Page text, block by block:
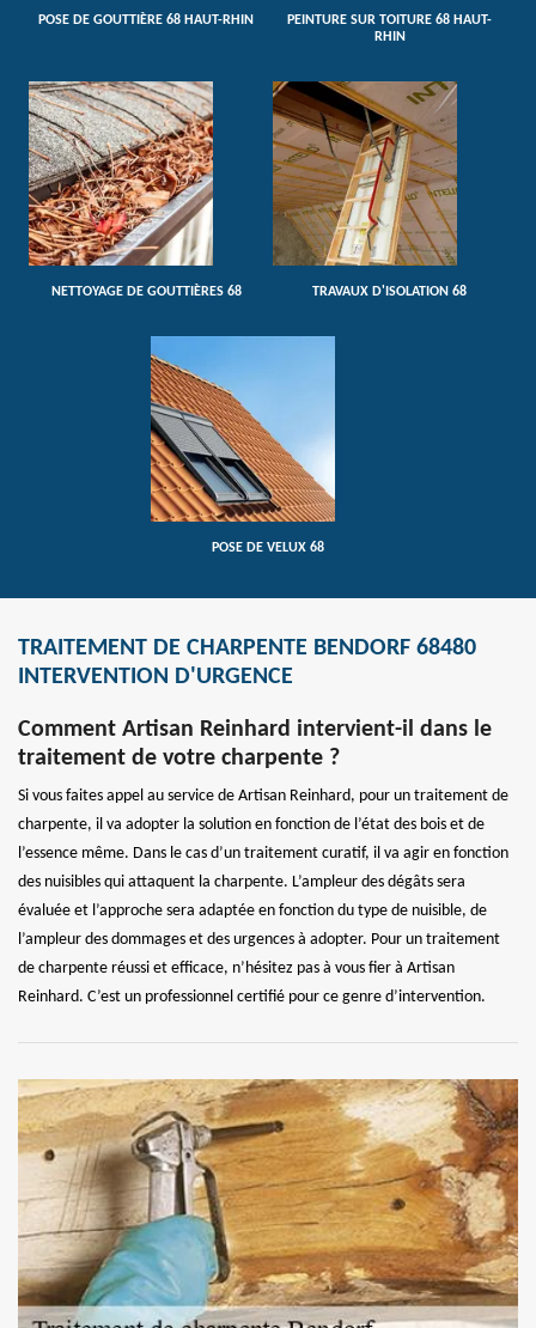
POSE DE GOUTTIÈRE 68 HAUT-RHIN
PEINTURE SUR TOITURE 68 HAUT-
RHIN
NETTOYAGE DE GOUTTIÈRES 68 TRAVAUX D'ISOLATION 68
POSE DE VELUX 68
TRAITEMENT DE CHARPENTE BENDORF 68480
INTERVENTION D'URGENCE
Comment Artisan Reinhard intervient-il dans le
traitement de votre charpente ?
Si vous faites appel au service de Artisan Reinhard, pour un traitement de
charpente, il va adopter la solution en fonction de l’état des bois et de
l’essence même. Dans le cas d’un traitement curatif, il va agir en fonction
des nuisibles qui attaquent la charpente. L’ampleur des dégâts sera
évaluée et l’approche sera adaptée en fonction du type de nuisible, de
l’ampleur des dommages et des urgences à adopter. Pour un traitement
de charpente réussi et efficace, n’hésitez pas à vous fier à Artisan
Reinhard. C’est un professionnel certifié pour ce genre d’intervention.